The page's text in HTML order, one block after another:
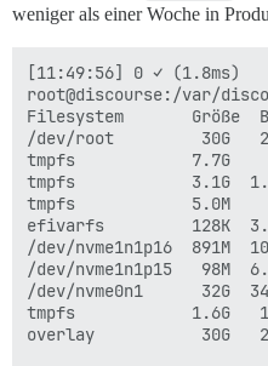
weniger als einer Woche in
[11:49:56] 0 ✓ (1.8ms)
root@discourse:/var/
Filesystem       Größe
/dev/root         30G
tmpfs            7.7G
tmpfs            3.1G
tmpfs            5.0M
efivarfs         128K
/dev/nvme1n1p16  891M
/dev/nvme1n1p15   98M
/dev/nvme0n1      32G
tmpfs            1.6G
overlay           30G   21G